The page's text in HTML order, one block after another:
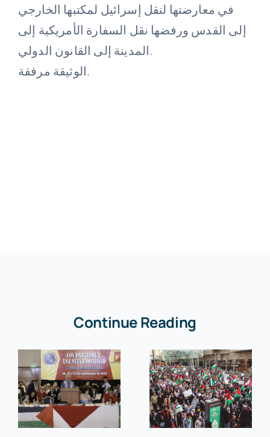
في معارضتها لنقل إسرائيل لمكتبها الخارجي
إلى القدس ورفضها نقل السفارة الأمريكية إلى
المدينة إلى القانون الدولي.
الوثيقة مرفقة.
Continue Reading